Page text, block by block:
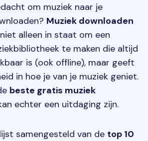
om muziek naar je
Muziek downloaden
alleen in staat om een
te maken die altijd
is (ook offline), maar geeft
in hoe je van je muziek geniet.
beste gratis muziek
echter een uitdaging zijn.
samengesteld van de top 10